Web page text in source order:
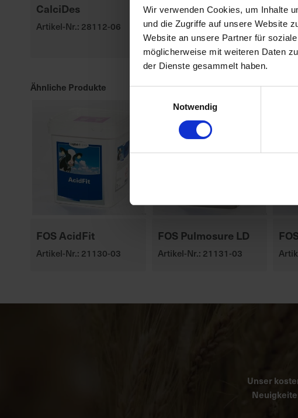
Wir verwenden Cookies, um Inhalte
und die Zugriffe auf unsere Website
Website an unsere Partner für
möglicherweise mit weiteren Daten
der Dienste gesammelt haben.
Notwendig
CalciDes
Artikel-Nr.: 28112-06
P8329
Artikel-Nr.: 547010-00-
cfg
Ähnliche Produkte
FOS AcidFit
Artikel-Nr.: 21130-03
FOS Pulmosure LD
Artikel-Nr.: 21131-03
Unser